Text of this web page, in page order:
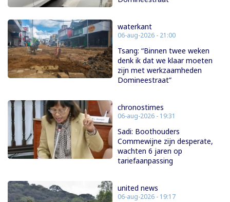
waterkant
06-aug-2026 - 21:00
Tsang: “Binnen twee weken
denk ik dat we klaar moeten
zijn met werkzaamheden
Domineestraat”
chronostimes
06-aug-2026 - 19:31
Sadi: Boothouders
Commewijne zijn desperate,
wachten 6 jaren op
tariefaanpassing
united news
06-aug-2026 - 19:17